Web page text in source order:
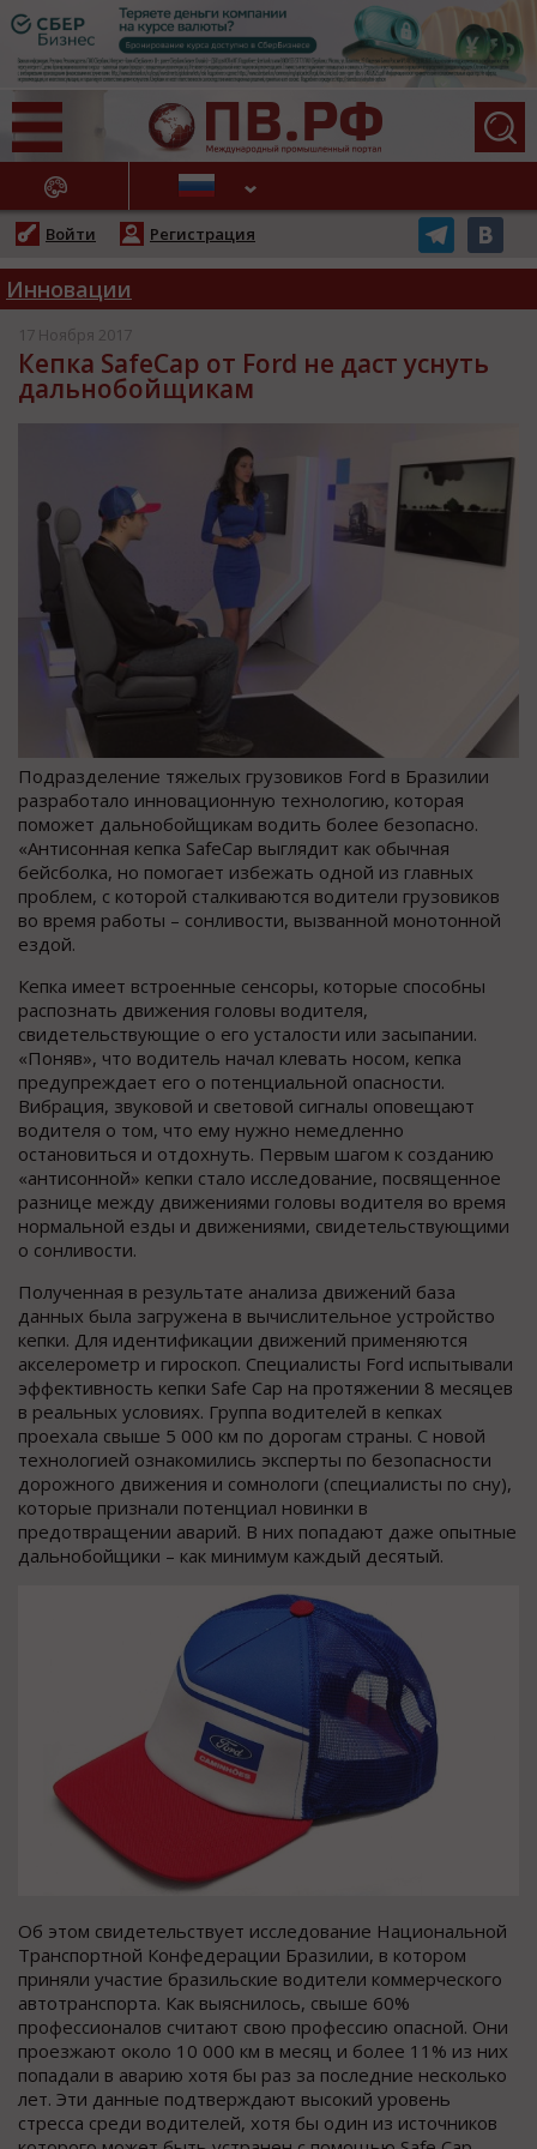
НОВОСТИ
Войти Регистрация
Инновации
17 Ноября 2017
Кепка SafeCap от Ford не даст уснуть
дальнобойщикам
Подразделение тяжелых грузовиков Ford в Бразилии
разработало инновационную технологию, которая
поможет дальнобойщикам водить более безопасно.
«Антисонная кепка SafeCap выглядит как обычная
бейсболка, но помогает избежать одной из главных
проблем, с которой сталкиваются водители грузовиков
во время работы – сонливости, вызванной монотонной
ездой.
Кепка имеет встроенные сенсоры, которые способны
распознать движения головы водителя,
свидетельствующие о его усталости или засыпании.
«Поняв», что водитель начал клевать носом, кепка
предупреждает его о потенциальной опасности.
Вибрация, звуковой и световой сигналы оповещают
водителя о том, что ему нужно немедленно
остановиться и отдохнуть. Первым шагом к созданию
«антисонной» кепки стало исследование, посвященное
разнице между движениями головы водителя во время
нормальной езды и движениями, свидетельствующими
о сонливости.
Полученная в результате анализа движений база
данных была загружена в вычислительное устройство
кепки. Для идентификации движений применяются
акселерометр и гироскоп. Специалисты Ford испытывали
эффективность кепки Safe Cap на протяжении 8 месяцев
в реальных условиях. Группа водителей в кепках
проехала свыше 5 000 км по дорогам страны. С новой
технологией ознакомились эксперты по безопасности
дорожного движения и сомнологи (специалисты по сну),
которые признали потенциал новинки в
предотвращении аварий. В них попадают даже опытные
дальнобойщики – как минимум каждый десятый.
Об этом свидетельствует исследование Национальной
Транспортной Конфедерации Бразилии, в котором
приняли участие бразильские водители коммерческого
автотранспорта. Как выяснилось, свыше 60%
профессионалов считают свою профессию опасной. Они
проезжают около 10 000 км в месяц и более 11% из них
попадали в аварию хотя бы раз за последние несколько
лет. Эти данные подтверждают высокий уровень
стресса среди водителей, хотя бы один из источников